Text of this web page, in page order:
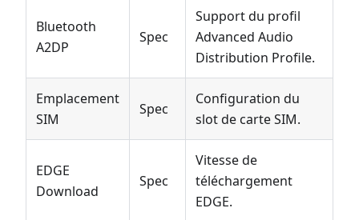
Bluetooth
A2DP
Spec
Support du profil
Advanced Audio
Distribution Profile.
Emplacement
SIM
Spec
Configuration du
slot de carte SIM.
EDGE
Download
Spec
Vitesse de
téléchargement
EDGE.